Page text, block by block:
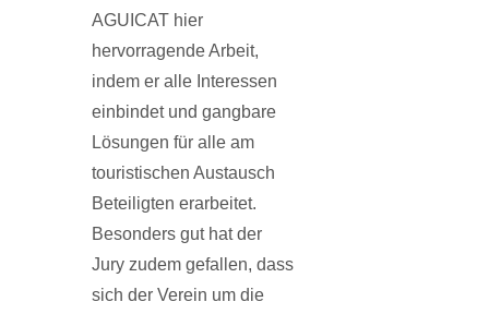
AGUICAT hier
hervorragende Arbeit,
indem er alle Interessen
einbindet und gangbare
Lösungen für alle am
touristischen Austausch
Beteiligten erarbei­tet.
Besonders gut hat der
Jury zudem gefallen, dass
sich der Verein um die